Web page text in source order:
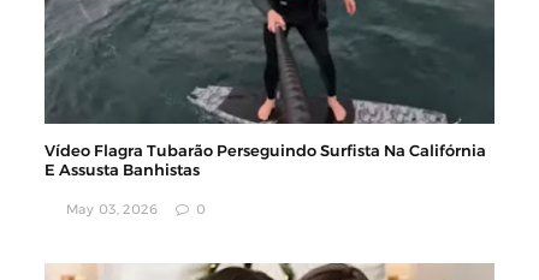
Vídeo Flagra Tubarão Perseguindo Surfista Na Califórnia
E Assusta Banhistas
May 03, 2026 0